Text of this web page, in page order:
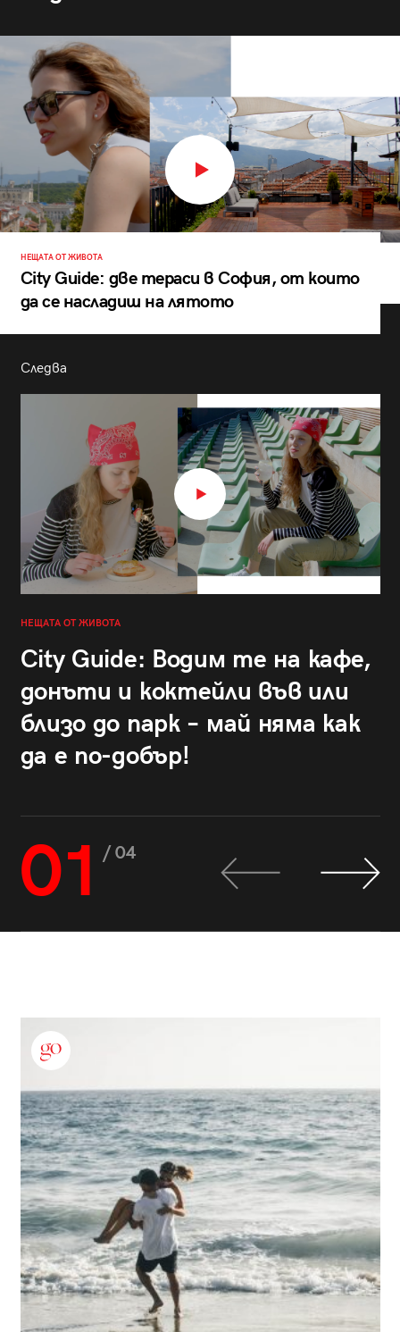
НЕЩАТА ОТ ЖИВОТА
City Guide: две тераси в София, от които
да се насладиш на лятото
Следва
НЕЩАТА ОТ ЖИВОТА
City Guide: Водим те на кафе,
донъти и коктейли във или
близо до парк – май няма как
да е по-добър!
01 / 04